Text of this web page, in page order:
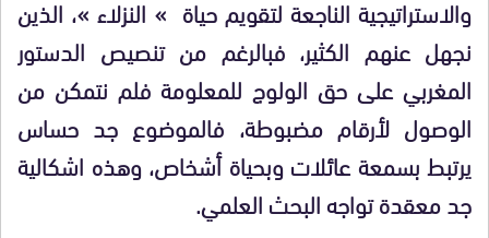
والاستراتيجية الناجعة لتقويم حياة » النزلاء »، الذين
نجهل عنهم الكثير، فبالرغم من تنصيص الدستور
المغربي على حق الولوج للمعلومة فلم نتمكن من
الوصول لأرقام مضبوطة، فالموضوع جد حساس
يرتبط بسمعة عائلات وبحياة أشخاص، وهذه اشكالية
جد معقدة تواجه البحث العلمي.